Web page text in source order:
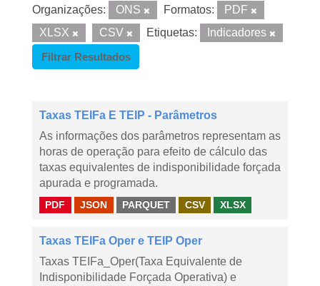
Organizações: ONS Formatos:
PDF
XLSX
CSV Etiquetas:
Indicadores
Filtrar Resultados
Taxas TEIFa E TEIP - Parâmetros
As informações dos parâmetros representam as
horas de operação para efeito de cálculo das
taxas equivalentes de indisponibilidade forçada
apurada e programada.
PDF JSON PARQUET CSV XLSX
Taxas TEIFa Oper e TEIP Oper
Taxas TEIFa_Oper(Taxa Equivalente de
Indisponibilidade Forçada Operativa) e